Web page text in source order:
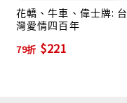
芳瑜，將書店從無到
讓更多的讀者能一窺
花轎、牛車、偉士牌: 台
灣愛情四百年
79折 $221